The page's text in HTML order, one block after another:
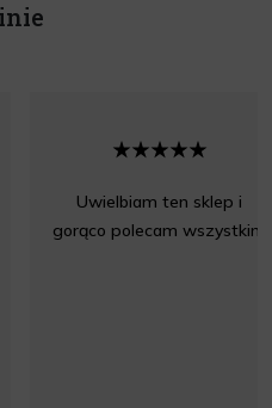
Uwielbiam ten sklep i
gorąco polecam wszystkim